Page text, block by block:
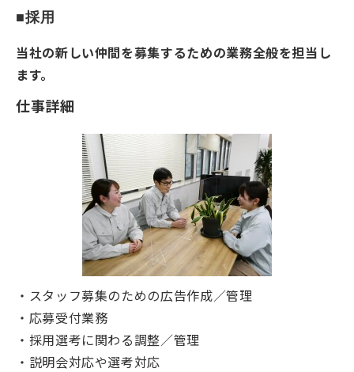
■採用
当社の新しい仲間を募集するための業務全般を担当し
ます。
仕事詳細
・スタッフ募集のための広告作成／管理
・応募受付業務
・採用選考に関わる調整／管理
・説明会対応や選考対応